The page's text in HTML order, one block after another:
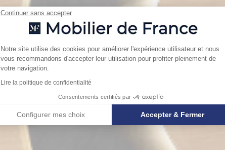
Continuer sans accepter
Plateforme de Gestion du
Notre site utilise des cookies pour améliorer l'expérience utilisateur et nous
vous recommandons d'accepter leur utilisation pour profiter pleinement de
votre navigation.
Lire la politique de confidentialité
Consentements certifiés par
Configurer mes choix Accepter & Fermer
Axeptio consent